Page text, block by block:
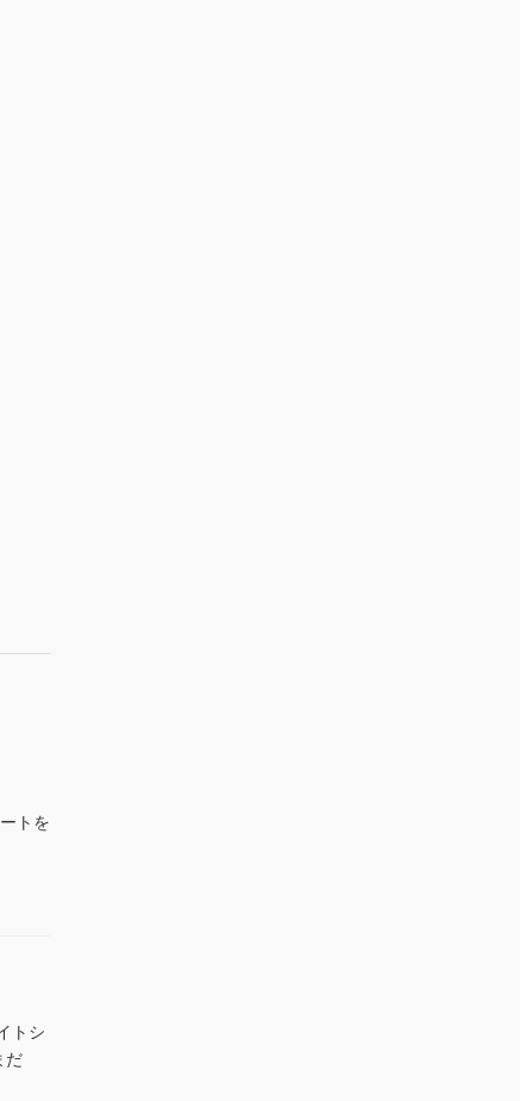
トを
トシ
だ